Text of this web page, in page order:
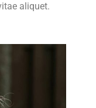
aliquet.